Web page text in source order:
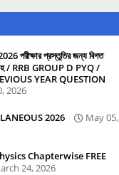
পরীক্ষার প্রস্তুতির জন্য বিগত
/ RRB GROUP D PYQ /
YEAR QUESTION
2026
2026
May 05,
Chapterwise FREE
24, 2026